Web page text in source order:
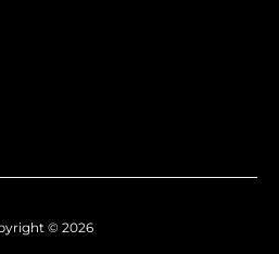
© 2026